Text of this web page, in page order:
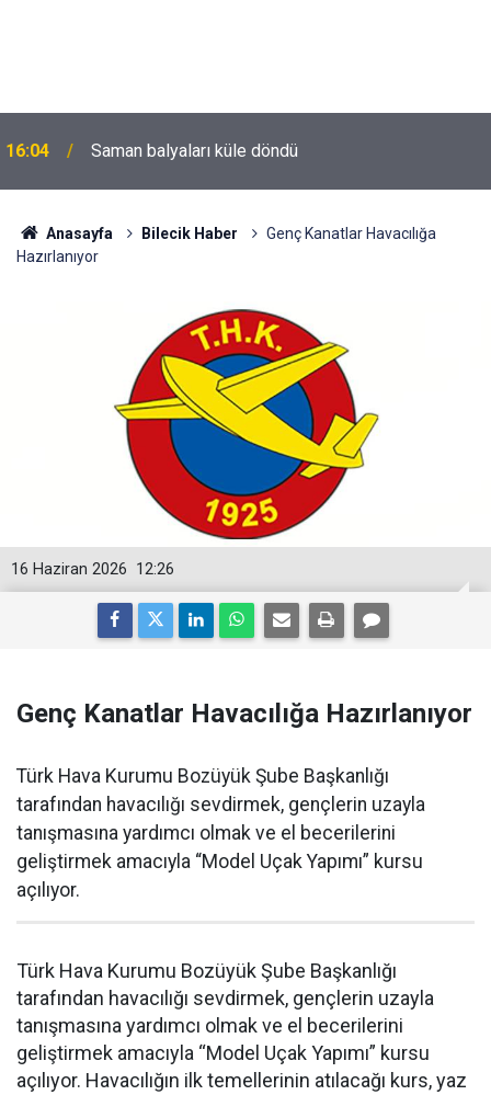
16:04 Saman balyaları küle döndü
Anasayfa Bilecik Haber
Genç Kanatlar Havacılığa
Hazırlanıyor
12:26
16 Haziran 2026
Genç Kanatlar Havacılığa Hazırlanıyor
Türk Hava Kurumu Bozüyük Şube Başkanlığı
tarafından havacılığı sevdirmek, gençlerin uzayla
tanışmasına yardımcı olmak ve el becerilerini
geliştirmek amacıyla “Model Uçak Yapımı” kursu
açılıyor.
Türk Hava Kurumu Bozüyük Şube Başkanlığı
tarafından havacılığı sevdirmek, gençlerin uzayla
tanışmasına yardımcı olmak ve el becerilerini
geliştirmek amacıyla “Model Uçak Yapımı” kursu
açılıyor. Havacılığın ilk temellerinin atılacağı kurs, yaz